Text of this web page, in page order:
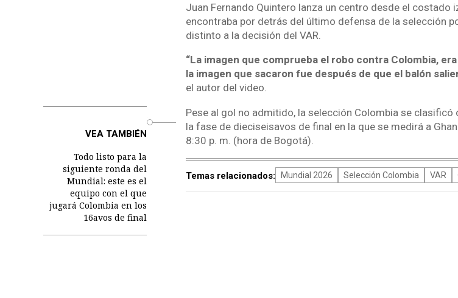
Juan Fernando Quintero lanza un centro desde el costado
encontraba por detrás del último defensa de la selección
distinto a la decisión del VAR.
“La imagen que comprueba el robo contra Colombia,
la imagen que sacaron fue después de que el balón
el autor del video.
VEA TAMBIÉN
Todo listo para la
siguiente ronda del
Mundial: este es el
equipo con el que
jugará Colombia en los
16avos de final
Pese al gol no admitido, la selección Colombia se
la fase de dieciseisavos de final en la que se medirá a
8:30 p. m. (hora de Bogotá).
Temas relacionados: Mundial 2026 Selección Colombia VAR